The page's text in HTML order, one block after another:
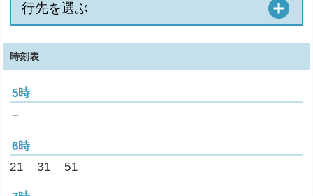
行先を選ぶ
時刻表
5時
－
6時
21
31 51